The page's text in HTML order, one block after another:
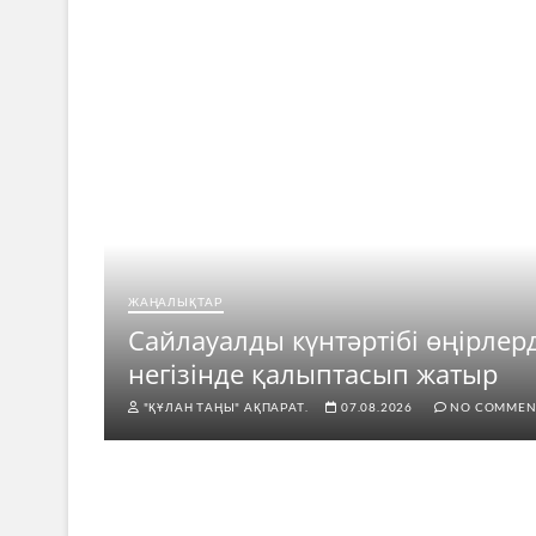
ЖАҢАЛЫҚТАР
Сайлауалды күнтәртібі
негізінде қалыптасып жатыр
"ҚҰЛАН ТАҢЫ" АҚПАРАТ. 07.08.2026 NO